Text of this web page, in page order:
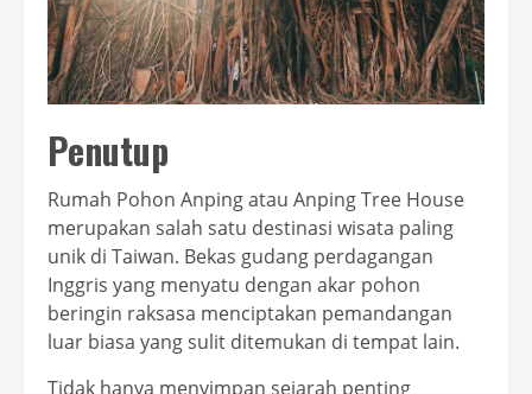
Penutup
Rumah Pohon Anping atau Anping Tree House
merupakan salah satu destinasi wisata paling
unik di Taiwan. Bekas gudang perdagangan
Inggris yang menyatu dengan akar pohon
beringin raksasa menciptakan pemandangan
luar biasa yang sulit ditemukan di tempat lain.
Tidak hanya menyimpan sejarah penting